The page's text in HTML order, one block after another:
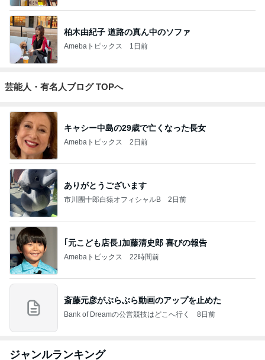
柏木由紀子 道路の真ん中のソファ
Amebaトピックス 1日前
芸能人・有名人ブログ TOPへ
キャシー中島の29歳で亡くなった長女
Amebaトピックス 2日前
ありがとうございます
市川團十郎白猿オフィシャルB 2日前
｢元こども店長｣加藤清史郎 喜びの報告
Amebaトピックス 22時間前
斎藤元彦がぶらぶら動画のアップを止めた
Bank of Dreamの公営競技はどこへ行く 8日前
ジャンルランキング